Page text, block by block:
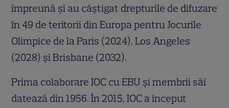
împreună și au câștigat drepturile de difuzare
în 49 de teritorii din Europa pentru Jocurile
Olimpice de la Paris (2024), Los Angeles
(2028) și Brisbane (2032).
Prima colaborare IOC cu EBU și membrii săi
datează din 1956. În 2015, IOC a început